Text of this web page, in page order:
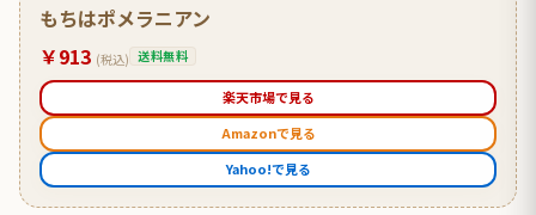
もちはポメラニアン
￥913 (税込) 送料無料
楽天市場で見る
Amazonで見る
Yahoo!で見る